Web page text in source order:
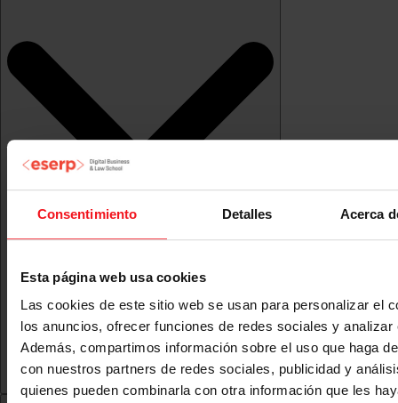
Consentimiento Detalles Acerca
Esta página web usa cookies
Las cookies de este sitio web se usan para personalizar el
los anuncios, ofrecer funciones de redes sociales y analizar
Además, compartimos información sobre el uso que haga
con nuestros partners de redes sociales, publicidad y
quienes pueden combinarla con otra información que les